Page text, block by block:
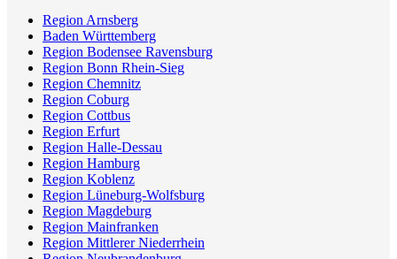
Region Arnsberg
Baden Württemberg
Region Bodensee Ravensburg
Region Bonn Rhein-Sieg
Region Chemnitz
Region Coburg
Region Cottbus
Region Erfurt
Region Halle-Dessau
Region Hamburg
Region Koblenz
Region Lüneburg-Wolfsburg
Region Magdeburg
Region Mainfranken
Region Mittlerer Niederrhein